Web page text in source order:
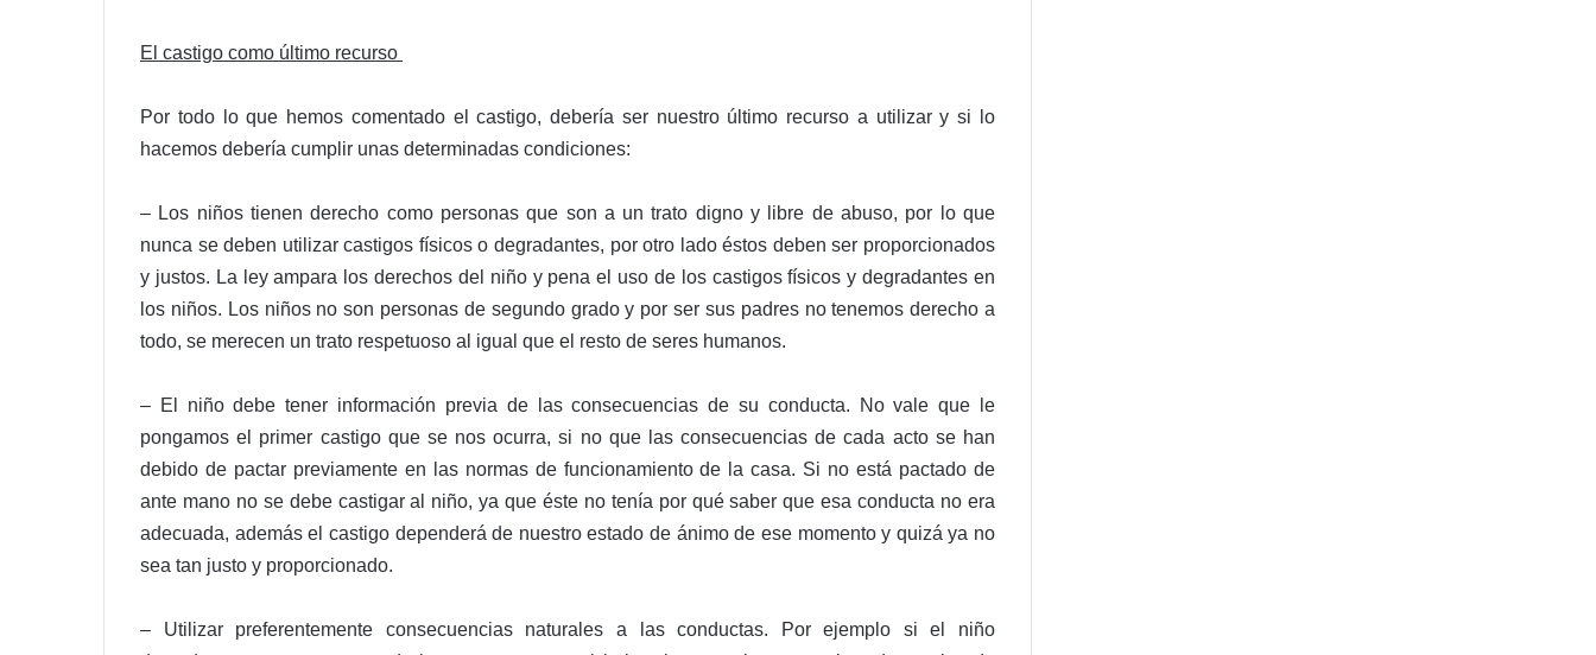
El castigo como último recurso
Por todo lo que hemos comentado el castigo, debería ser nuestro último recurso a utilizar y si lo
hacemos debería cumplir unas determinadas condiciones:
– Los niños tienen derecho como personas que son a un trato digno y libre de abuso, por lo que
nunca se deben utilizar castigos físicos o degradantes, por otro lado éstos deben ser proporcionados
y justos. La ley ampara los derechos del niño y pena el uso de los castigos físicos y degradantes en
los niños. Los niños no son personas de segundo grado y por ser sus padres no tenemos derecho a
todo, se merecen un trato respetuoso al igual que el resto de seres humanos.
– El niño debe tener información previa de las consecuencias de su conducta. No vale que le
pongamos el primer castigo que se nos ocurra, si no que las consecuencias de cada acto se han
debido de pactar previamente en las normas de funcionamiento de la casa. Si no está pactado de
ante mano no se debe castigar al niño, ya que éste no tenía por qué saber que esa conducta no era
adecuada, además el castigo dependerá de nuestro estado de ánimo de ese momento y quizá ya no
sea tan justo y proporcionado.
– Utilizar preferentemente consecuencias naturales a las conductas. Por ejemplo si el niño